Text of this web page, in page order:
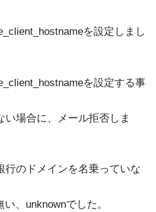
を設定しまし
を設定する事
い場合に、メール拒否しま
行のドメインを名乗っていな
、unknownでした。